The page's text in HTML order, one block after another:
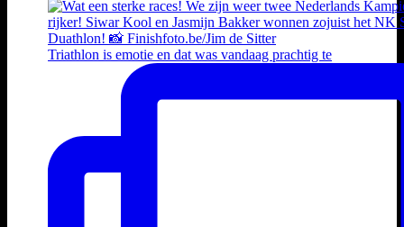
Triathlon is emotie en dat was vandaag prachtig te